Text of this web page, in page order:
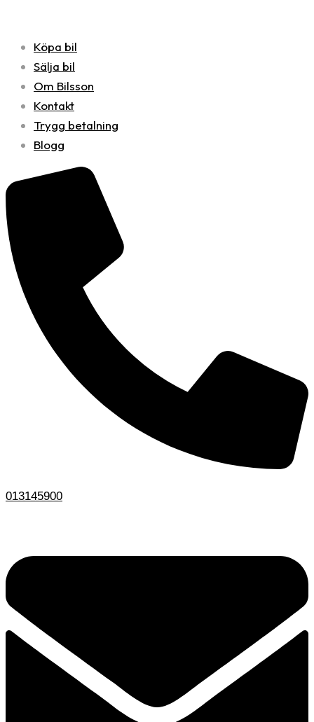
Köpa bil
Sälja bil
Om Bilsson
Kontakt
Trygg betalning
Blogg
013145900